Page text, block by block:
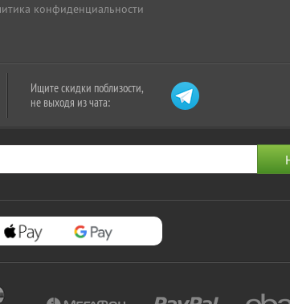
конфиденциальности
Ищите скидки поблизости,
не выходя из чата: